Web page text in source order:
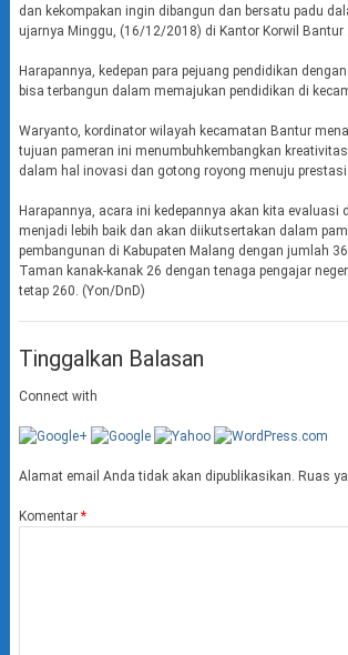
dan kekompakan ingin dibangun dan bersatu padu
ujarnya Minggu, (16/12/2018) di Kantor Korwil Bantur .
Harapannya, kedepan para pejuang pendidikan
bisa terbangun dalam memajukan pendidikan di
Waryanto, kordinator wilayah kecamatan Bantur
tujuan pameran ini menumbuhkembangkan
dalam hal inovasi dan gotong royong menuju
Harapannya, acara ini kedepannya akan kita evaluasi
menjadi lebih baik dan akan diikutsertakan dalam
pembangunan di Kabupaten Malang dengan jumlah
Taman kanak-kanak 26 dengan tenaga pengajar
tetap 260. (Yon/DnD)
Tinggalkan Balasan
Connect with
Alamat email Anda tidak akan dipublikasikan. Ruas
Komentar *